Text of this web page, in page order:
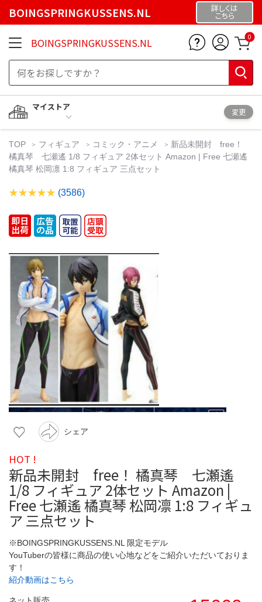
BOINGSPRINGKUSSENS.NL 詳しくは
こちら
BOINGSPRINGKUSSENS.NL 0
マイストア
変更
TOP フィギュア コミック・アニメ
新品未開封 free！
橘真琴 七瀬遙 1/8 フィギュア 2体セット Amazon | Free 七瀬遙
橘真琴 松岡凛 1:8 フィギュア 三点セット
(3586)
シェア
HOT !
新品未開封 free！ 橘真琴 七瀬遙
1/8 フィギュア 2体セット Amazon |
Free 七瀬遙 橘真琴 松岡凛 1:8 フィギュ
ア 三点セット
※BOINGSPRINGKUSSENS.NL 限定モデル
YouTuberの皆様に商品の使い心地などをご紹介いただいておりま
す！
紹介動画はこちら